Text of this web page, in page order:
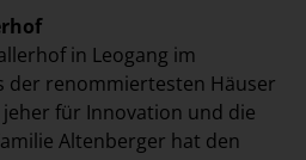
in Leogang im
der renommiertesten Häuser
für Innovation und die
Altenberger hat den